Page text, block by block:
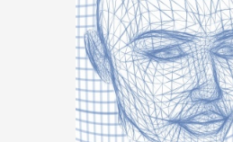
1 ÜVEG
Hogyan ittunk meg 1